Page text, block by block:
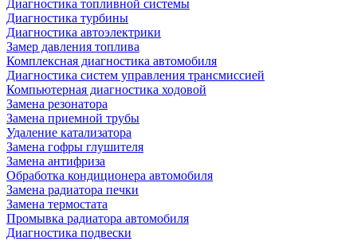
Диагностика топливной системы
Диагностика турбины
Диагностика автоэлектрики
Замер давления топлива
Комплексная диагностика автомобиля
Диагностика систем управления трансмиссией
Компьютерная диагностика ходовой
Замена резонатора
Замена приемной трубы
Удаление катализатора
Замена гофры глушителя
Замена антифриза
Обработка кондиционера автомобиля
Замена радиатора печки
Замена термостата
Промывка радиатора автомобиля
Диагностика подвески